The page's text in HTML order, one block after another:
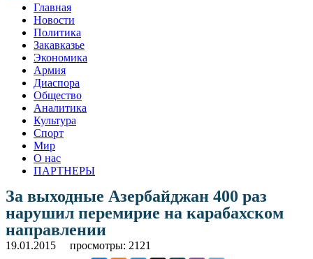
Главная
Новости
Политика
Закавказье
Экономика
Армия
Диаспора
Общество
Аналитика
Культура
Спорт
Мир
О нас
ПАРТНЕРЫ
За выходные Азербайджан 400 раз
нарушил перемирие на карабахском
направлении
19.01.2015 просмотры: 2121